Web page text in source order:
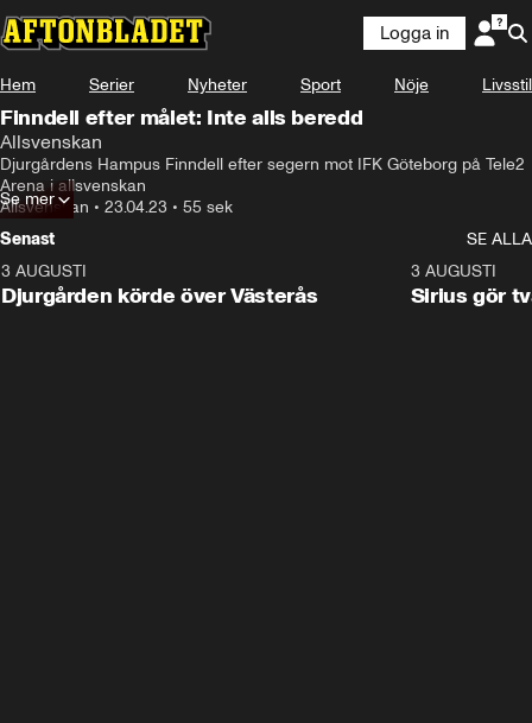
Logga in
Hem Serier Nyheter Sport Nöje Livsstil
Finndell efter målet: Inte alls beredd
Allsvenskan
Djurgårdens Hampus Finndell efter segern mot IFK Göteborg på Tele2
Arena i allsvenskan
Allsvenskan • 23.04.23 • 55 sek
Se mer
Senast
SE ALLA
3 AUGUSTI
Djurgården körde över Västerås
3 AUGUSTI
Sirius gör